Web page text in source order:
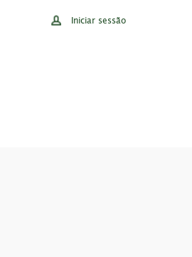
Iniciar sessão